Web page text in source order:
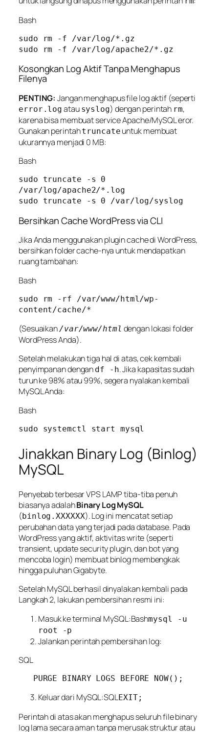
Bash
sudo rm -f /var/log/*.gz
Kosongkan Log Aktif Tanpa Menghapus
Filenya
PENTING: Jangan menghapus file log aktif (seperti
error.log atau syslog) dengan perintah rm,
karena bisa membuat service Apache/MySQL eror.
Gunakan perintahtruncate untuk membuat
ukurannya menjadi 0 MB:
Bash
sudo truncate -s 0
/var/log/apache2/*.log
Bersihkan Cache WordPress via CLI
Jika Anda menggunakan plugin cache di WordPress,
bersihkan folder cache-nya untuk mendapatkan
ruang tambahan:
Bash
sudo rm -rf /var/www/html/wp-
(Sesuaikan/var/www/html dengan lokasi folder
WordPress Anda).
Setelah melakukan tiga hal di atas, cek kembali
penyimpanan dengan df -h. Jika kapasitas sudah
turun ke 98% atau 99%, segera nyalakan kembali
MySQL Anda:
Bash
Jinakkan Binary Log (Binlog)
MySQL
Penyebab terbesar VPS LAMP tiba-tiba penuh
biasanya adalahBinary Log MySQL
( binlog.XXXXXX). Log ini mencatatsetiap
perubahan datayang terjadi pada database. Pada
WordPress yang aktif, aktivitaswrite (seperti
transient, update security plugin, dan bot yang
mencoba login) membuat binlog membengkak
hingga puluhan Gigabyte.
Setelah MySQL berhasil dinyalakan kembali pada
Langkah 2, lakukan pembersihan resmi ini:
Masuk ke terminal MySQL:Bashmysql -u
root -p
Jalankan perintah pembersihan log:
SQL
Keluar dari MySQL:SQLEXIT;
Perintah di atas akan menghapus seluruh file binary
log lama secara aman tanpa merusak struktur atau